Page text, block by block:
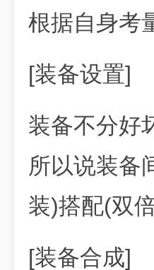
根据自身考
[装备设置]
装备不分好
所以说装备
装)搭配(双
[装备合成]